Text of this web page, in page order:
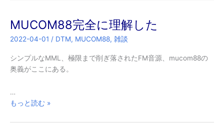
全
理
解
た
――
MUCOM88完全に理解した
2022-04-01 / DTM, MUCOM88, 雑談
シンプルなMML、極限まで削ぎ落されたFM音源、mucom88の
奥義がここにある。
…
MUCOM88
全
もっと読む »